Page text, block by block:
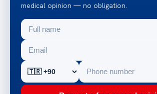
medical opinion — no obligation.